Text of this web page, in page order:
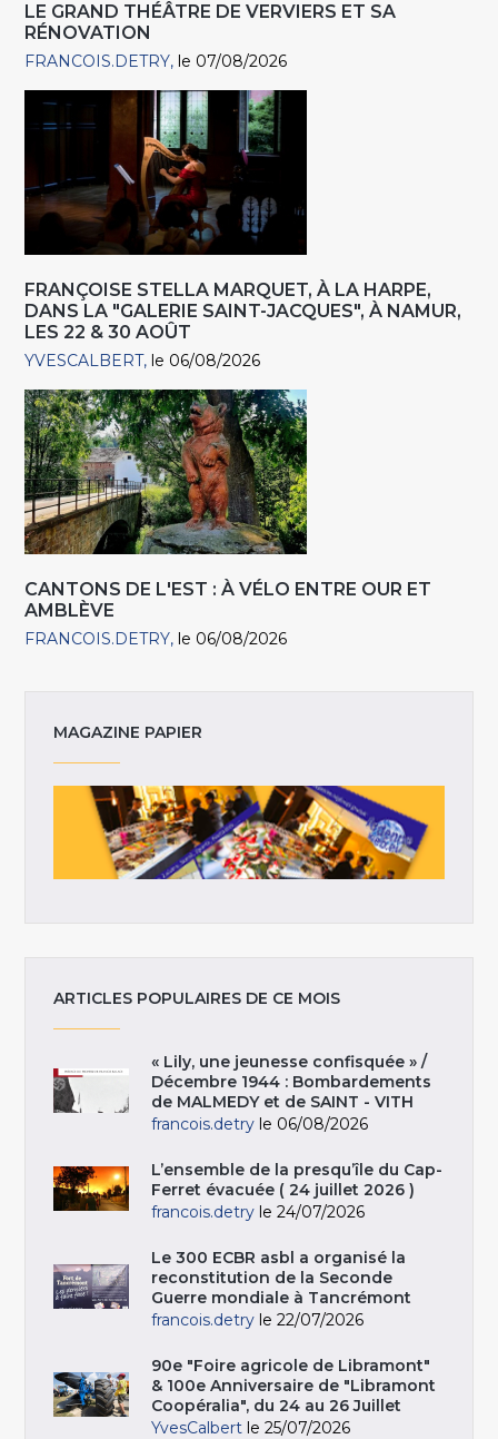
LE GRAND THÉÂTRE DE VERVIERS ET SA
RÉNOVATION
FRANCOIS.DETRY le 07/08/2026
FRANÇOISE STELLA MARQUET, À LA HARPE,
DANS LA "GALERIE SAINT-JACQUES", À NAMUR,
LES 22 & 30 AOÛT
YVESCALBERT le 06/08/2026
CANTONS DE L'EST : À VÉLO ENTRE OUR ET
AMBLÈVE
FRANCOIS.DETRY le 06/08/2026
MAGAZINE PAPIER
ARTICLES POPULAIRES DE CE MOIS
« Lily, une jeunesse confisquée » /
Décembre 1944 : Bombardements
de MALMEDY et de SAINT - VITH
francois.detry le 06/08/2026
L’ensemble de la presqu’île du Cap-
Ferret évacuée ( 24 juillet 2026 )
francois.detry le 24/07/2026
Le 300 ECBR asbl a organisé la
reconstitution de la Seconde
Guerre mondiale à Tancrémont
francois.detry le 22/07/2026
90e "Foire agricole de Libramont"
& 100e Anniversaire de "Libramont
Coopéralia", du 24 au 26 Juillet
YvesCalbert le 25/07/2026